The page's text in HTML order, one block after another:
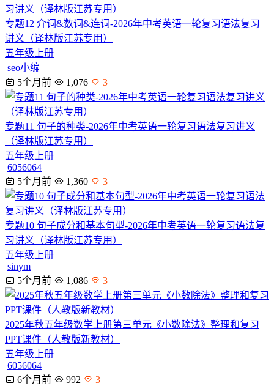
专题12 介词&数词&连词-2026年中考英语一轮复习语法复习
讲义（译林版江苏专用）
五年级上册
seo小编
5个月前
1,076 3
专题11 句子的种类-2026年中考英语一轮复习语法复习讲义
（译林版江苏专用）
五年级上册
6056064
5个月前
1,360 3
专题10 句子成分和基本句型-2026年中考英语一轮复习语法复
习讲义（译林版江苏专用）
五年级上册
sinym
5个月前
1,086 3
2025年秋五年级数学上册第三单元《小数除法》整理和复习
PPT课件（人教版新教材）
五年级上册
6056064
6个月前
992
3